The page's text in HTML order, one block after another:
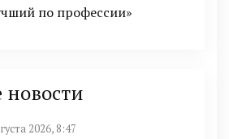
по профессии»
новости
2026, 8:47